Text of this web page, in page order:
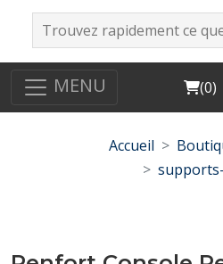
MENU Cart
(0)
Accueil